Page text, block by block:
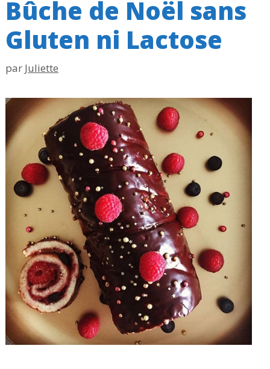
Bûche de Noël sans
Gluten ni Lactose
par Juliette